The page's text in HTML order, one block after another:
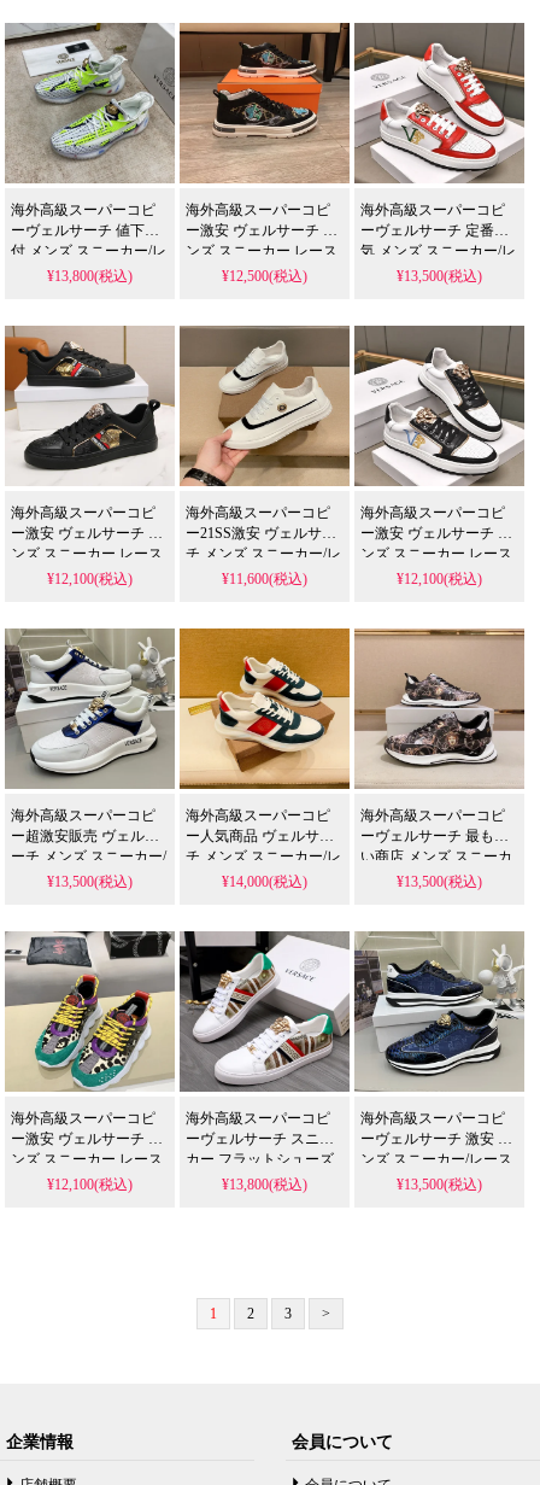
海外高級スーパーコピ
ーヴェルサーチ 値下受
付 メンズ スニーカー/レ
ースアップ | 激安セール
¥13,800(税込)
海外高級スーパーコピ
ー激安 ヴェルサーチ メ
ンズ スニーカー レース
アップ | 激安セール中
¥12,500(税込)
海外高級スーパーコピ
ーヴェルサーチ 定番人
気 メンズ スニーカー/レ
ースアップ | 激安セール
¥13,500(税込)
海外高級スーパーコピ
ー激安 ヴェルサーチ メ
ンズ スニーカー レース
アップ | 激安セール中
¥12,100(税込)
海外高級スーパーコピ
ー21SS激安 ヴェルサー
チ メンズ スニーカー/レ
ースアップ | 激安セール
¥11,600(税込)
海外高級スーパーコピ
ー激安 ヴェルサーチ メ
ンズ スニーカー レース
アップ | 激安セール中
¥12,100(税込)
海外高級スーパーコピ
ー超激安販売 ヴェルサ
ーチ メンズ スニーカー/
レースアップ | 激安セー
¥13,500(税込)
海外高級スーパーコピ
ー人気商品 ヴェルサー
チ メンズ スニーカー/レ
ースアップ | 激安セール
¥14,000(税込)
海外高級スーパーコピ
ーヴェルサーチ 最も良
い商店 メンズ スニーカ
ー/レースアップ | 激安
¥13,500(税込)
海外高級スーパーコピ
ー激安 ヴェルサーチ メ
ンズ スニーカー レース
アップ | 激安セール中
¥12,100(税込)
海外高級スーパーコピ
ーヴェルサーチ スニー
カー フラットシューズ
カジュアル | 激安セール
¥13,800(税込)
海外高級スーパーコピ
ーヴェルサーチ 激安 メ
ンズ スニーカー/レース
アップ | 激安セール中
¥13,500(税込)
1 2 3 >
企業情報 会員について